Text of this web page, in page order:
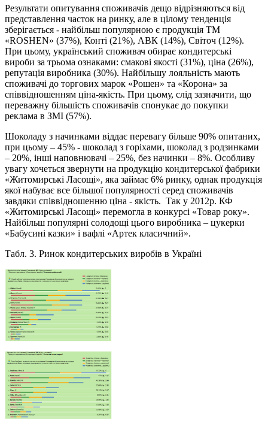
Результати опитування споживачів дещо відрізняються від
представлення часток на ринку, але в цілому тенденція
зберігається - найбільш популярною є продукція ТМ
«ROSHEN» (37%), Конті (21%), АВК (14%), Світоч (12%).
При цьому, український споживач обирає кондитерські
вироби за трьома ознаками: смакові якості (31%), ціна (26%),
репутація виробника (30%). Найбільшу лояльність мають
споживачі до торгових марок «Рошен» та «Корона» за
співвідношенням ціна-якість. При цьому, слід зазначити, що
переважну більшість споживачів спонукає до покупки
реклама в ЗМІ (57%).
Шоколаду з начинками віддає перевагу більше 90% опитаних,
при цьому – 45% - шоколад з горіхами, шоколад з родзинками
– 20%, інші наповнювачі – 25%, без начинки – 8%. Особливу
увагу хочеться звернути на продукцію кондитерської фабрики
«Житомирські Ласощі», яка займає 6% ринку, однак продукція
якої набуває все більшої популярності серед споживачів
завдяки співвідношенню ціна - якість. Так у 2012р. КФ
«Житомирські Ласощі» перемогла в конкурсі «Товар року».
Найбільш популярні солодощі цього виробника – цукерки
«Бабусині казки» і вафлі «Артек класичний».
Табл. 3. Ринок кондитерських виробів в Україні